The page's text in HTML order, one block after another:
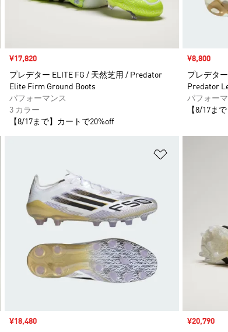
セール価格
¥17,820
プレデター ELITE FG / 天然芝用 / Predator
Elite Firm Ground Boots
パフォーマンス
3 カラー
【8/17まで】カートで20%off
セール価格
¥8,800
プレデタ
Predator
パフォー
【8/17ま
セール価格
¥18,480
セール価格
¥20,790